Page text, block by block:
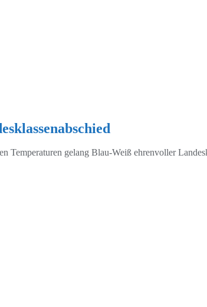
gelang Blau-Weiß ehrenvoller